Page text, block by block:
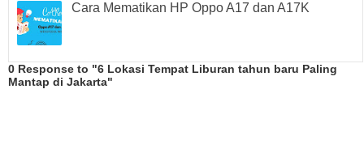
Cara Mematikan HP Oppo A17 dan A17K
0 Response to "6 Lokasi Tempat Liburan tahun baru Paling
Mantap di Jakarta"